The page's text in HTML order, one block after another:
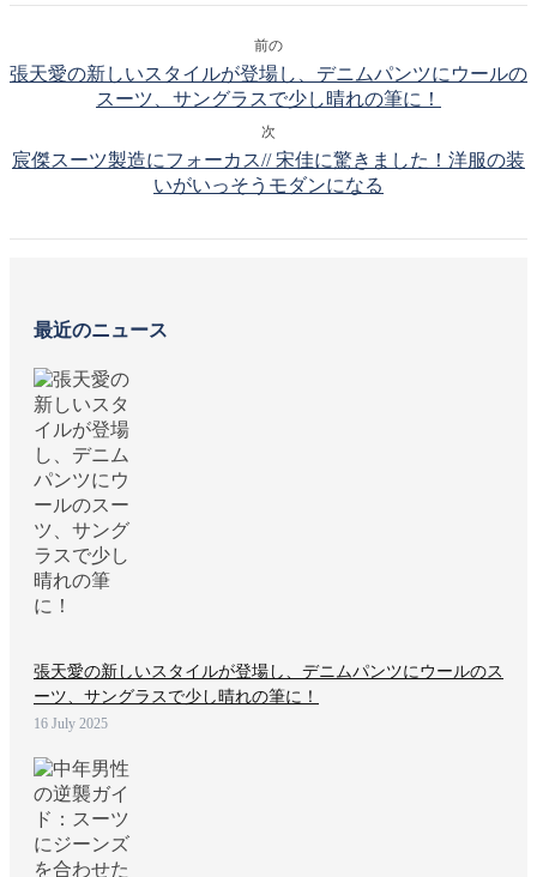
前の
張天愛の新しいスタイルが登場し、デニムパンツにウールの
スーツ、サングラスで少し晴れの筆に！
次
宸傑スーツ製造にフォーカス// 宋佳に驚きました！洋服の装
いがいっそうモダンになる
最近のニュース
張天愛の新しいスタイルが登場し、デニムパンツにウールのス
ーツ、サングラスで少し晴れの筆に！
16 July 2025